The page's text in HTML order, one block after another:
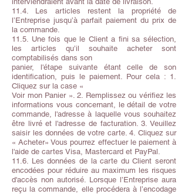
11.4. Les articles restent la propriété de
l’Entreprise jusqu’à parfait paiement du prix de
la commande.
11.5. Une fois que le Client a fini sa sélection,
les articles qu’il souhaite acheter sont
comptabilisés dans son
panier, l'étape suivante étant celle de son
identification, puis le paiement. Pour cela : 1.
Cliquez sur la case «
Voir mon Panier ». 2. Remplissez ou vérifiez les
informations vous concernant, le détail de votre
commande, l'adresse à laquelle vous souhaitez
être livré et l'adresse de facturation. 3. Veuillez
saisir les données de votre carte. 4. Cliquez sur
« Acheter» Vous pourrez effectuer le paiement à
l'aide de cartes Visa, Mastercard et PayPal.
11.6. Les données de la carte du Client seront
encodées pour réduire au maximum les risques
d'accès non autorisé. Lorsque l’Entreprise aura
reçu la commande, elle procédera à l’encodage